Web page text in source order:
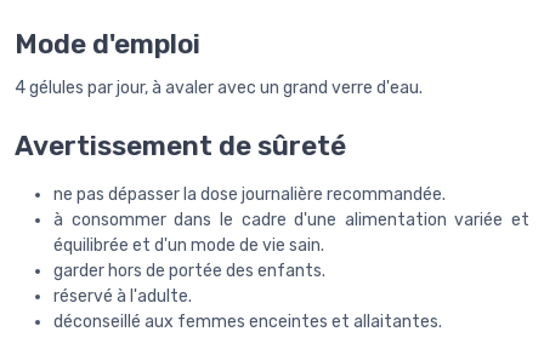
Mode d'emploi
4 gélules par jour, à avaler avec un grand verre d'eau.
Avertissement de sûreté
ne pas dépasser la dose journalière recommandée.
à consommer dans le cadre d'une alimentation variée et
équilibrée et d'un mode de vie sain.
garder hors de portée des enfants.
réservé à l'adulte.
déconseillé aux femmes enceintes et allaitantes.